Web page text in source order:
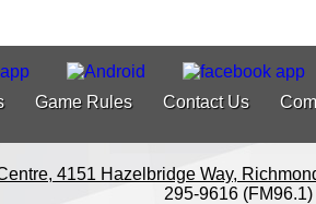
Game Rules Contact Us
4151 Hazelbridge Way,
295-9616 (FM96.1)